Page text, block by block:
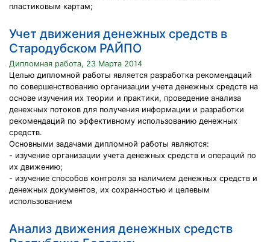
пластиковым картам;
Учет движения денежных средств в
Стародубском РАЙПО
Дипломная работа, 23 Марта 2014
Целью дипломной работы является разработка рекомендаций
по совершенствованию организации учета денежных средств на
основе изучения их теории и практики, проведение анализа
денежных потоков для получения информации и разработки
рекомендаций по эффективному использованию денежных
средств.
Основными задачами дипломной работы являются:
- изучение организации учета денежных средств и операций по
их движению;
- изучение способов контроля за наличием денежных средств и
денежных документов, их сохранностью и целевым
использованием
Анализ движения денежных средств